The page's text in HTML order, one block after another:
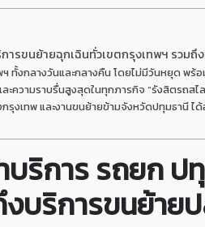
รขนย้ายฉุกเฉินทั่วเขตกรุงเทพฯ รวม
ทั้งกลางวันและกลางคืน โดยไม่มีวันหยุด พ
วามราบรื่นสูงสุดในทุกภารกิจ “รังสิตรถสไ
งเทพ และงานขนย้ายข้ามจังหวัดปทุมธานี ไ
บริการรถยก ป
บริการขนย้าย